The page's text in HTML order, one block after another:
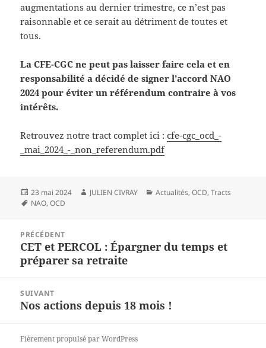
augmentations au dernier trimestre, ce n’est pas
raisonnable et ce serait au détriment de toutes et
tous.
La CFE-CGC ne peut pas laisser faire cela et en
responsabilité a décidé de signer l’accord NAO
2024 pour éviter un référendum contraire à vos
intérêts.
Retrouvez notre tract complet ici :cfe-cgc_ocd_-
_mai_2024_-_non_referendum.pdf
Publié
le
23 mai 2024 Auteur
JULIEN CIVRAY Catégories
Actualités,OCD,Tracts
Mots-
NAO,OCD
PRÉCÉDENT
Article
précédent :
CET et PERCOL : Épargner du temps et
préparer sa retraite
SUIVANT
Article
Nos actions depuis 18 mois !
Fièrement propulsé par WordPress